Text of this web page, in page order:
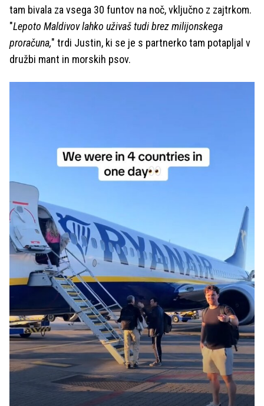
tam bivala za vsega 30 funtov na noč, vključno z zajtrkom.
"Lepoto Maldivov lahko uživaš tudi brez milijonskega
proračuna," trdi Justin, ki se je s partnerko tam potapljal v
družbi mant in morskih psov.